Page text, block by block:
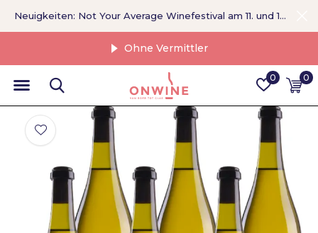
0 0
Ohne Vermittler
Neuigkeiten: Not Your Average Winefestival am 11. und 12. September >